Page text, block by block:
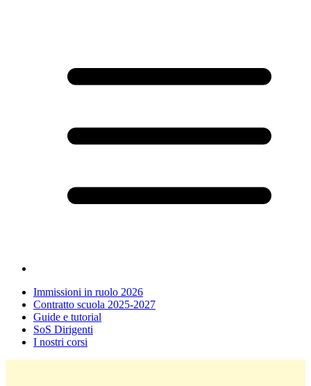
Immissioni in ruolo 2026
Contratto scuola 2025-2027
Guide e tutorial
SoS Dirigenti
I nostri corsi